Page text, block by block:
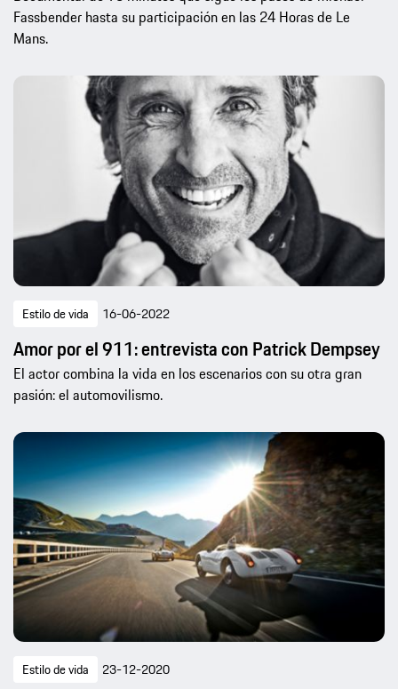
Fassbender hasta su participación en las 24 Horas de Le
Mans.
Estilo de vida 16-06-2022
Amor por el 911: entrevista con Patrick Dempsey
El actor combina la vida en los escenarios con su otra gran
pasión: el automovilismo.
Estilo de vida 23-12-2020